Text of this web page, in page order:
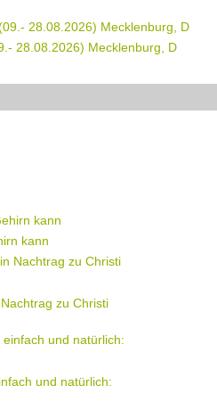
28.08.2026) Mecklenburg, D
kann
zu Christi
und natürlich: